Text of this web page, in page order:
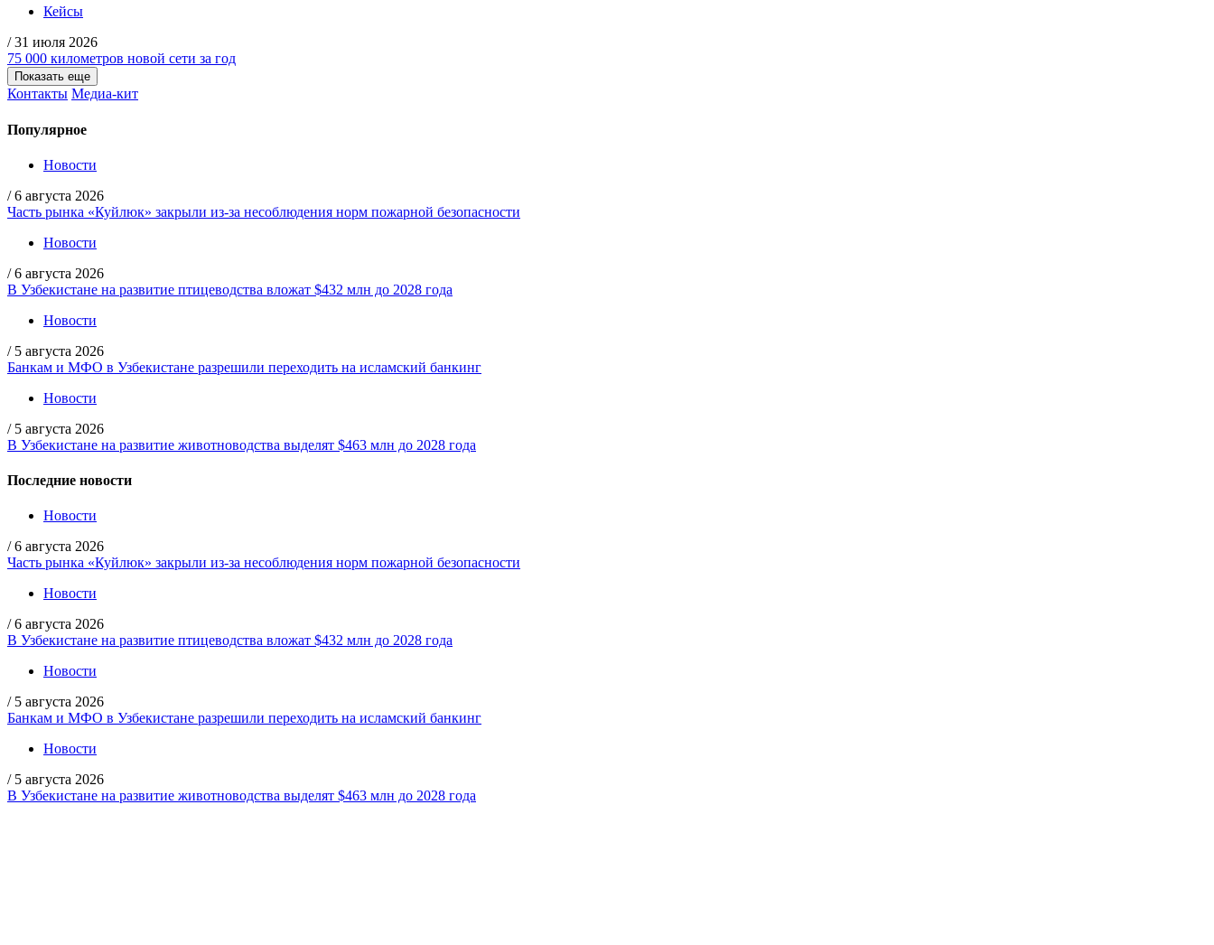
Кейсы
/ 31 июля 2026
75 000 километров новой сети за год
Показать еще
Контакты Медиа-кит
Популярное
Новости
/ 6 августа 2026
Часть рынка «Куйлюк» закрыли из-за несоблюдения норм пожарной безопасности
Новости
/ 6 августа 2026
В Узбекистане на развитие птицеводства вложат $432 млн до 2028 года
Новости
/ 5 августа 2026
Банкам и МФО в Узбекистане разрешили переходить на исламский банкинг
Новости
/ 5 августа 2026
В Узбекистане на развитие животноводства выделят $463 млн до 2028 года
Последние новости
Новости
/ 6 августа 2026
Часть рынка «Куйлюк» закрыли из-за несоблюдения норм пожарной безопасности
Новости
/ 6 августа 2026
В Узбекистане на развитие птицеводства вложат $432 млн до 2028 года
Новости
/ 5 августа 2026
Банкам и МФО в Узбекистане разрешили переходить на исламский банкинг
Новости
/ 5 августа 2026
В Узбекистане на развитие животноводства выделят $463 млн до 2028 года